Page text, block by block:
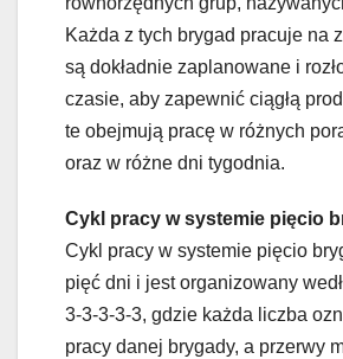
Każda z tych brygad pracuje na
są dokładnie zaplanowane i
czasie, aby zapewnić ciągłą
te obejmują pracę w różnych
oraz w różne dni tygodnia.
Cykl pracy w systemie pięcio
Cykl pracy w systemie pięcio
pięć dni i jest organizowany
3-3-3-3-3, gdzie każda liczba
pracy danej brygady, a przerwy